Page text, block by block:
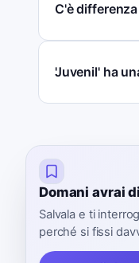
C'è
'Juvenil' ha
Domani avrai
Salvala e ti
perché si fissi